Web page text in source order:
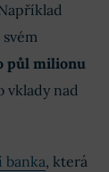
půl milionu
vklady nad
banka, která